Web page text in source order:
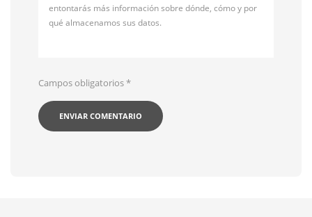
entontarás más información sobre dónde, cómo y por
qué almacenamos sus datos.
Campos obligatorios*